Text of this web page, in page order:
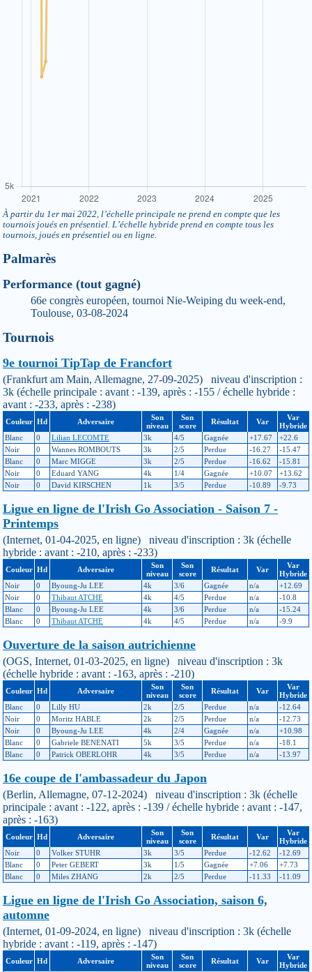
À partir du 1er mai 2022, l’échelle principale ne prend en compte que les
tournois joués en présentiel. L’échelle hybride prend en compte tous les
tournois, joués en présentiel ou en ligne.
Palmarès
Performance (tout gagné)
66e congrès européen, tournoi Nie-Weiping du week-end,
Toulouse, 03-08-2024
Tournois
9e tournoi TipTap de Francfort
(Frankfurt am Main, Allemagne, 27-09-2025) niveau d'inscription :
3k (échelle principale : avant : -139, après : -155 / échelle hybride :
avant : -233, après : -238)
Couleur Hd Adversaire
Son
niveau
Son
score
Résultat Var
Var
Hybride
Blanc
0 Lilian LECOMTE 3k 4/5 Gagnée +17.67
+22.6
Noir
0 Wannes ROMBOUTS 3k 2/5 Perdue -16.27
-15.47
Blanc
0 Marc MIGGE 3k 2/5 Perdue -16.62
-15.81
Noir
0 Eduard YANG 4k 1/4 Gagnée +10.07
+13.62
Noir
0 David KIRSCHEN 1k 3/5 Perdue -10.89 -9.73
Ligue en ligne de l'Irish Go Association - Saison 7 -
Printemps
(Internet, 01-04-2025, en ligne) niveau d'inscription : 3k (échelle
hybride : avant : -210, après : -233)
Couleur Hd Adversaire
Son
niveau
Son
score
Résultat Var
Var
Hybride
Noir
0 Byoung-Ju LEE 4k 3/6 Gagnée n/a
+12.69
Noir
0 Thibaut ATCHE 4k 4/5 Perdue n/a
-10.8
Blanc
0 Byoung-Ju LEE 4k 3/6 Perdue n/a
-15.24
Blanc
0 Thibaut ATCHE 4k 4/5 Perdue n/a -9.9
Ouverture de la saison autrichienne
(OGS, Internet, 01-03-2025, en ligne) niveau d'inscription : 3k
(échelle hybride : avant : -163, après : -210)
Couleur Hd Adversaire
Son
niveau
Son
score
Résultat Var
Var
Hybride
Blanc
0 Lilly HU 2k 2/5 Perdue n/a
-12.64
Noir
0 Moritz HABLE 2k 2/5 Perdue n/a
-12.73
Noir
0 Byoung-Ju LEE 4k 2/4 Gagnée n/a
+10.98
Blanc
0 Gabriele BENENATI 5k 3/5 Perdue n/a
-18.1
Blanc
0 Patrick OBERLOHR 4k 3/5 Perdue n/a -13.97
16e coupe de l'ambassadeur du Japon
(Berlin, Allemagne, 07-12-2024) niveau d'inscription : 3k (échelle
principale : avant : -122, après : -139 / échelle hybride : avant : -147,
après : -163)
Couleur Hd Adversaire
Son
niveau
Son
score
Résultat Var
Var
Hybride
Noir
0 Volker STUHR 3k 3/5 Perdue -12.62
-12.69
Blanc
0 Peter GEBERT 3k 1/5 Gagnée +7.06
+7.73
Blanc
0 Miles ZHANG 2k 2/5 Perdue -11.33 -11.09
Ligue en ligne de l'Irish Go Association, saison 6,
automne
(Internet, 01-09-2024, en ligne) niveau d'inscription : 3k (échelle
hybride : avant : -119, après : -147)
Couleur Hd Adversaire
Son
niveau
Son
score
Résultat Var
Var
Hybride